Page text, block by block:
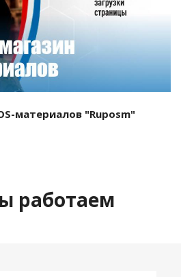
материалов "Ruposm"
работаем